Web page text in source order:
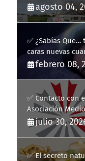
fracaso heredado
agosto 04,
✅ ¿Sabías
caras nuevas
febrero 08,
✅ Contacto con
Asociación
julio 30,
✅ El secreto